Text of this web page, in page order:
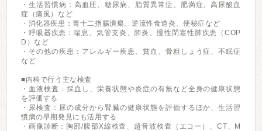
・生活習慣病：高血圧、糖尿病、脂質異常症、肥満症、高尿酸血
症（痛風）など
・消化器疾患：胃十二指腸潰瘍、逆流性食道炎、便秘症など
・呼吸器疾患：喘息、気管支炎、肺炎、慢性閉塞性肺疾患（COP
D）など
・その他の疾患：アレルギー疾患、貧血、骨粗しょう症、不眠症
など
■内科で行う主な検査
・血液検査：採血し、栄養状態や炎症の有無など全身の健康状態
を評価する
・尿検査：尿の成分から腎臓の健康状態を評価するほか、生活習
慣病の早期発見にも活用する
・画像診断：胸部/腹部X線検査、超音波検査（エコー）、CT、M